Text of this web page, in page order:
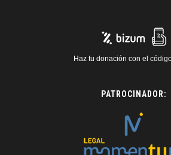
Haz tu donación con el
PATROCINADOR: